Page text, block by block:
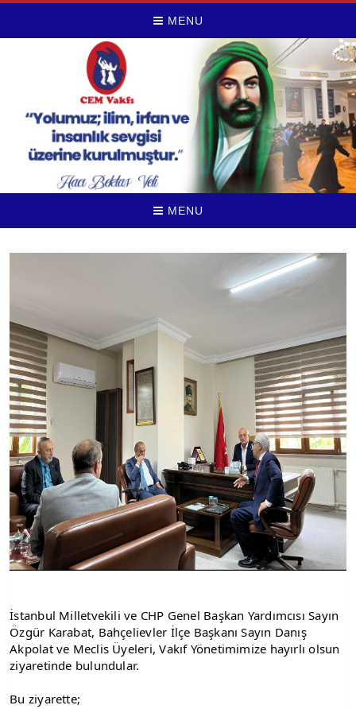
MENU
MENU
İstanbul Milletvekili ve CHP Genel Başkan Yardımcısı Sayın
Özgür Karabat, Bahçelievler İlçe Başkanı Sayın Danış
Akpolat ve Meclis Üyeleri, Vakıf Yönetimimize hayırlı olsun
ziyaretinde bulundular.
Bu ziyarette;